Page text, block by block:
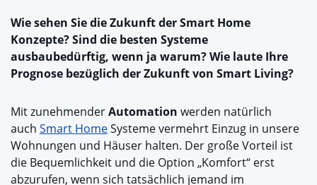
Wie sehen Sie die Zukunft der Smart Home
Konzepte? Sind die besten Systeme
ausbaubedürftig, wenn ja warum? Wie laute Ihre
Prognose bezüglich der Zukunft von Smart Living?
Mit zunehmenderAutomation werden natürlich
auch Smart HomeSysteme vermehrt Einzug in unsere
Wohnungen und Häuser halten. Der große Vorteil ist
die Bequemlichkeit und die Option „Komfort“ erst
abzurufen, wenn sich tatsächlich jemand im